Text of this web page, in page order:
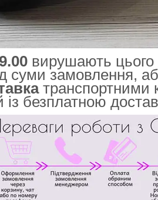
вирушають
суми замовлення,
транспортними
із безплатною